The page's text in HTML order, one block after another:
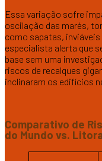
Essa variação sofre
oscilação das marés,
como sapatas, inviáveis
especialista alerta que
base sem uma
riscos de recalques
inclinaram os edifícios
Comparativo de
do Mundo vs.